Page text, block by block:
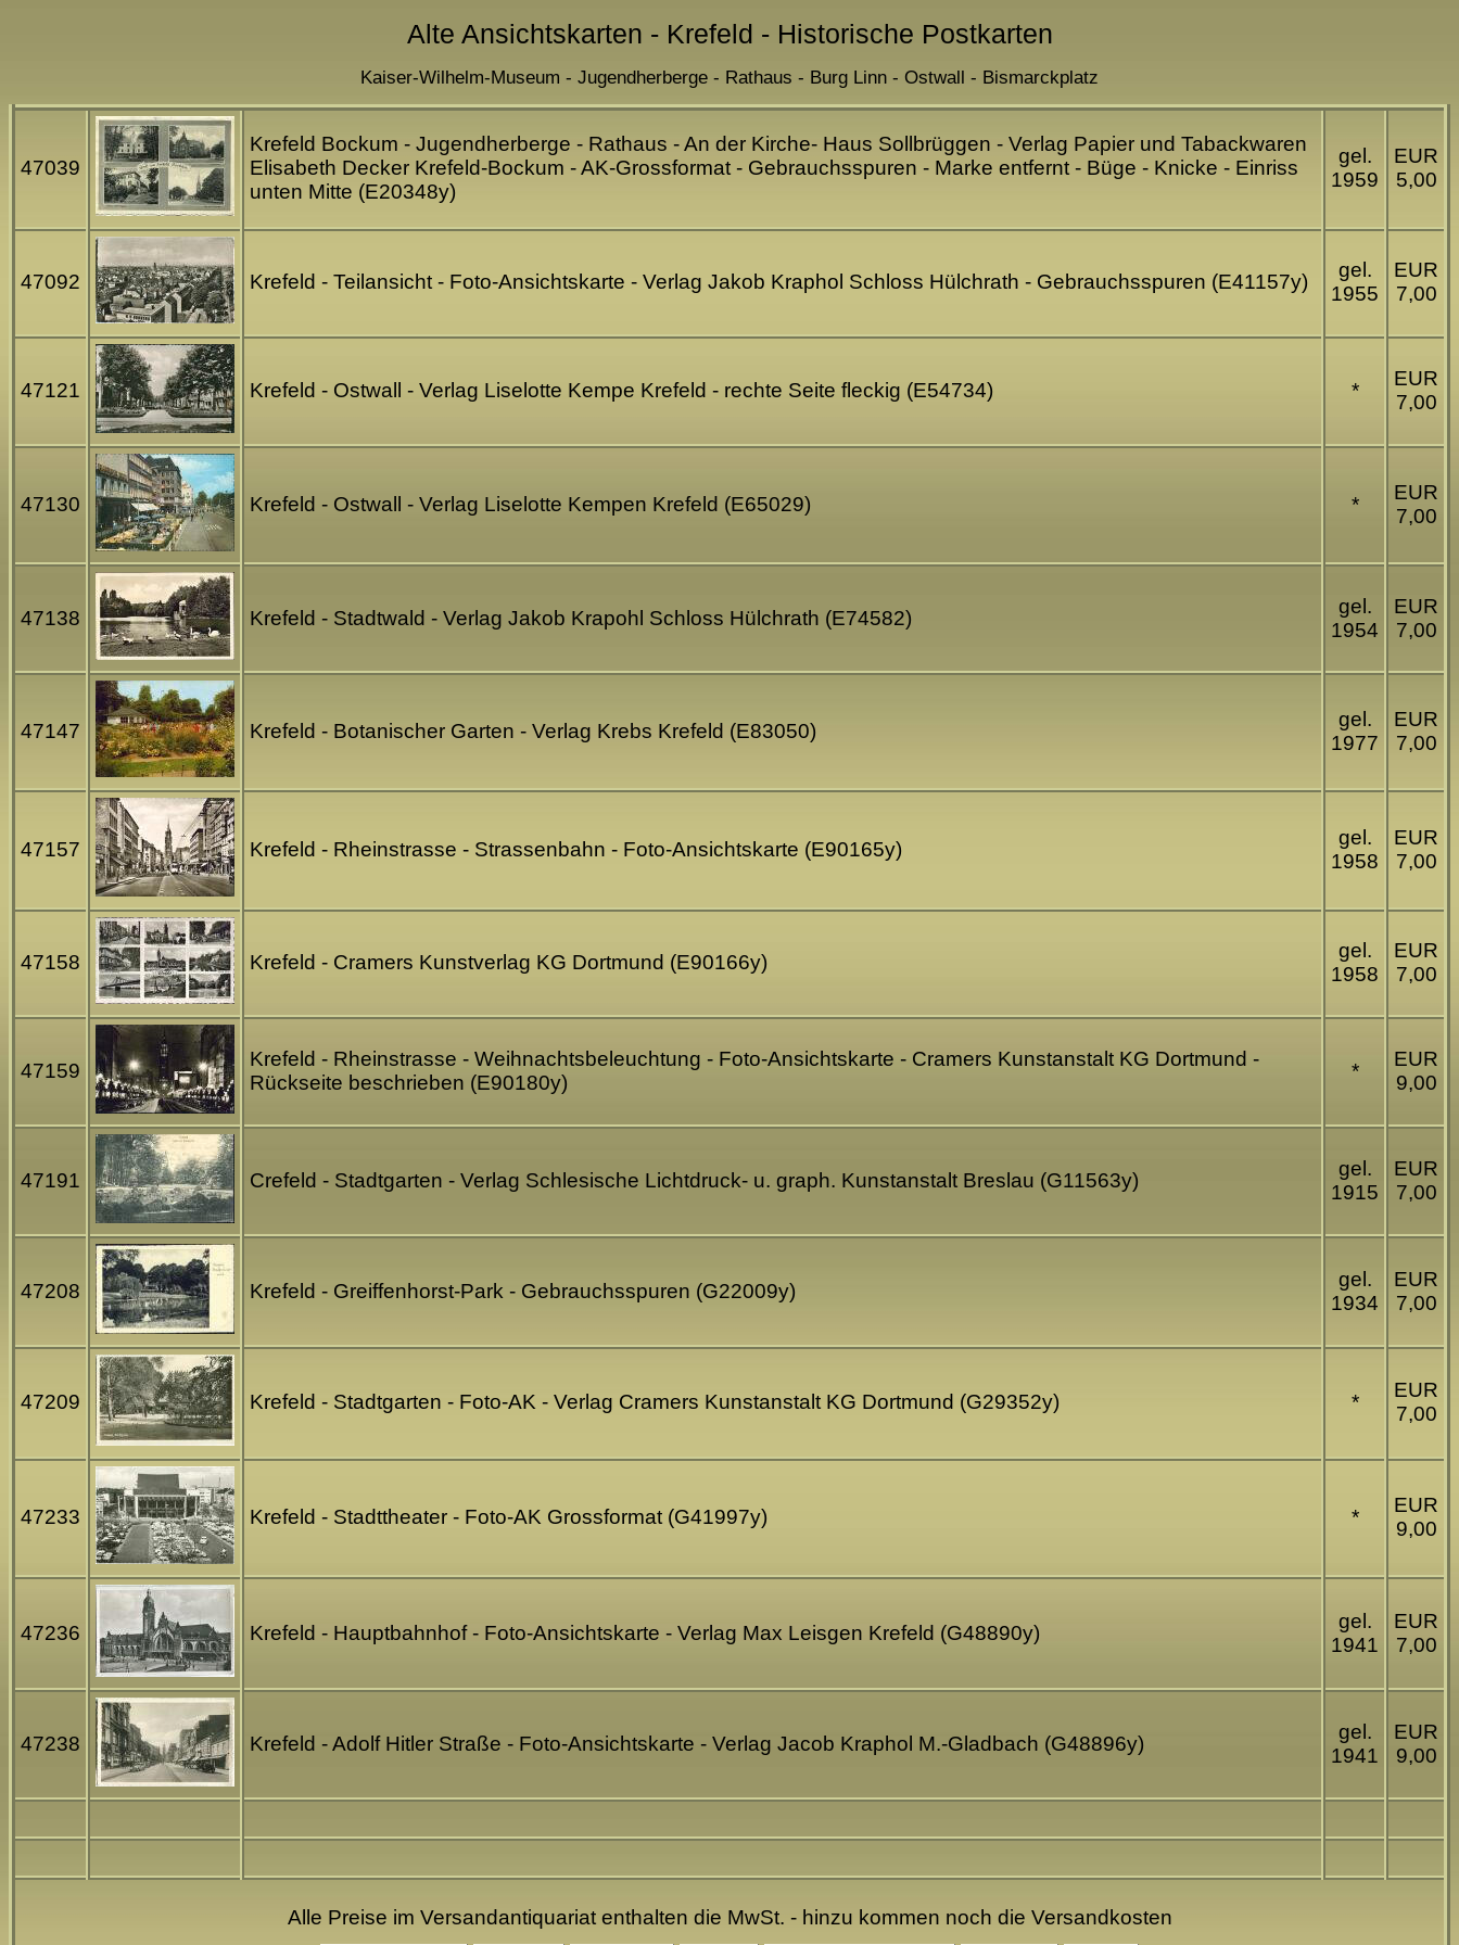
Alte Ansichtskarten - Krefeld - Historische Postkarten
Kaiser-Wilhelm-Museum - Jugendherberge - Rathaus - Burg Linn - Ostwall - Bismarckplatz
47039
Krefeld Bockum - Jugendherberge - Rathaus - An der Kirche- Haus Sollbrüggen - Verlag Papier und Tabackwaren
Elisabeth Decker Krefeld-Bockum - AK-Grossformat - Gebrauchsspuren - Marke entfernt - Büge - Knicke - Einriss
unten Mitte (E20348y)
gel.
1959
EUR
5,00
47092 Krefeld - Teilansicht - Foto-Ansichtskarte - Verlag Jakob Kraphol Schloss Hülchrath - Gebrauchsspuren (E41157y)
gel.
1955
EUR
7,00
47121 Krefeld - Ostwall - Verlag Liselotte Kempe Krefeld - rechte Seite fleckig (E54734) *
EUR
7,00
47130 Krefeld - Ostwall - Verlag Liselotte Kempen Krefeld (E65029) *
EUR
7,00
47138 Krefeld - Stadtwald - Verlag Jakob Krapohl Schloss Hülchrath (E74582)
gel.
1954
EUR
7,00
47147 Krefeld - Botanischer Garten - Verlag Krebs Krefeld (E83050)
gel.
1977
EUR
7,00
47157 Krefeld - Rheinstrasse - Strassenbahn - Foto-Ansichtskarte (E90165y)
gel.
1958
EUR
7,00
47158 Krefeld - Cramers Kunstverlag KG Dortmund (E90166y)
gel.
1958
EUR
7,00
47159
Krefeld - Rheinstrasse - Weihnachtsbeleuchtung - Foto-Ansichtskarte - Cramers Kunstanstalt KG Dortmund -
Rückseite beschrieben (E90180y)
*
EUR
9,00
47191 Crefeld - Stadtgarten - Verlag Schlesische Lichtdruck- u. graph. Kunstanstalt Breslau (G11563y)
gel.
1915
EUR
7,00
47208 Krefeld - Greiffenhorst-Park - Gebrauchsspuren (G22009y)
gel.
1934
EUR
7,00
47209 Krefeld - Stadtgarten - Foto-AK - Verlag Cramers Kunstanstalt KG Dortmund (G29352y) *
EUR
7,00
47233 Krefeld - Stadttheater - Foto-AK Grossformat (G41997y) *
EUR
9,00
47236 Krefeld - Hauptbahnhof - Foto-Ansichtskarte - Verlag Max Leisgen Krefeld (G48890y)
gel.
1941
EUR
7,00
47238 Krefeld - Adolf Hitler Straße - Foto-Ansichtskarte - Verlag Jacob Kraphol M.-Gladbach (G48896y)
gel.
1941
EUR
9,00
Alle Preise im Versandantiquariat enthalten die MwSt. - hinzu kommen noch die Versandkosten